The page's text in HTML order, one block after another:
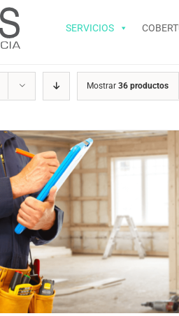
SERVICIOS
Mostrar 36 productos